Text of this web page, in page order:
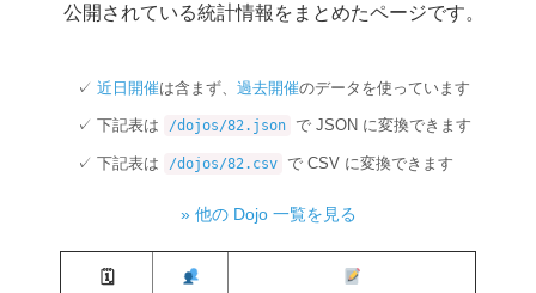
公開されている統計情報をまとめたページです。
近日開催は含まず、 過去開催のデータを使っています
下記表は /dojos/82.json で JSON に変換できます
下記表は /dojos/82.csv で CSV に変換できます
» 他の Dojo 一覧を見る
🗓